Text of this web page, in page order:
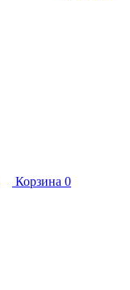
Корзина 0